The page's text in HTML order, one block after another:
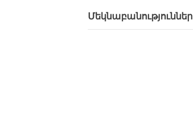
Մեկնաբանություններ